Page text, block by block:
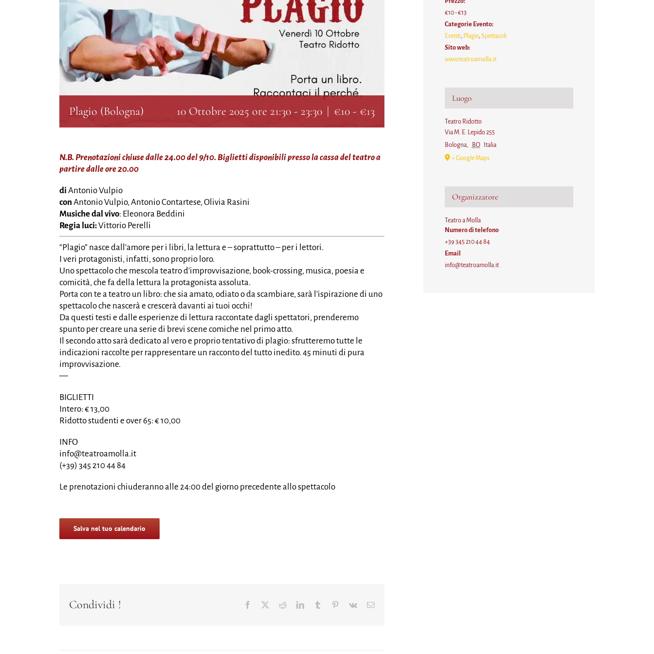
Plagio (Bologna) 10 Ottobre 2025 ore 21:30 - 23:30 | €10 - €13
N.B. Prenotazioni chiuse dalle 24.00 del 9/10. Biglietti disponibili presso la cassa del teatro a
partire dalle ore 20.00
di Antonio Vulpio
con Antonio Vulpio, Antonio Contartese, Olivia Rasini
Musiche dal vivo: Eleonora Beddini
Regia luci:Vittorio Perelli
“Plagio” nasce dall’amore per i libri, la lettura e – soprattutto – per i lettori.
I veri protagonisti, infatti, sono proprio loro.
Uno spettacolo che mescola teatro d’improvvisazione, book-crossing, musica, poesia e
comicità, che fa della lettura la protagonista assoluta.
Porta con te a teatro un libro: che sia amato, odiato o da scambiare, sarà l’ispirazione di uno
spettacolo che nascerà e crescerà davanti ai tuoi occhi!
Da questi testi e dalle esperienze di lettura raccontate dagli spettatori, prenderemo
spunto per creare una serie di brevi scene comiche nel primo atto.
Il secondo atto sarà dedicato al vero e proprio tentativo di plagio: sfrutteremo tutte le
indicazioni raccolte per rappresentare un racconto del tutto inedito. 45 minuti di pura
improvvisazione.
—
BIGLIETTI
Intero: € 13,00
Ridotto studenti e over 65: € 10,00
INFO
info@teatroamolla.it
(+39) 345 210 44 84
Le prenotazioni chiuderanno alle 24:00 del giorno precedente allo spettacolo
Salva nel tuo calendario
Condividi ! Facebook RedditLinkedInTumblr Pinterest
Vk Email
€10 - €13
Categorie Evento:
Eventi, Plagio,Spettacoli
Sito web:
www.teatroamolla.it
Luogo
Teatro Ridotto
Via M. E. Lepido 255
Bologna, BO
Italia
+ Google Maps
Organizzatore
Teatro a Molla
Numero di telefono
+39 345 210 44 84
Email
info@teatroamolla.it